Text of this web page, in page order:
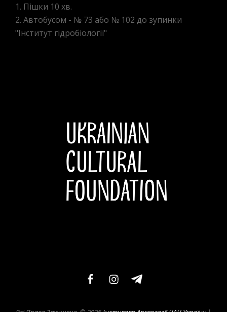
1. Пішки 10 хв.
2. Автобусом - № 73 або № 102 до зупинки
"Інститут гідробіології"
facebookinstagramtelegram-